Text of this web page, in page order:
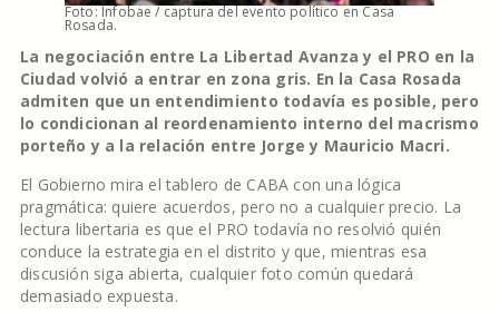
Foto: Infobae / captura del evento político en Casa
Rosada.
La negociación entre La Libertad Avanza y el PRO en la
Ciudad volvió a entrar en zona gris. En la Casa Rosada
admiten que un entendimiento todavía es posible, pero
lo condicionan al reordenamiento interno del macrismo
porteño y a la relación entre Jorge y Mauricio Macri.
El Gobierno mira el tablero de CABA con una lógica
pragmática: quiere acuerdos, pero no a cualquier precio. La
lectura libertaria es que el PRO todavía no resolvió quién
conduce la estrategia en el distrito y que, mientras esa
discusión siga abierta, cualquier foto común quedará
demasiado expuesta.